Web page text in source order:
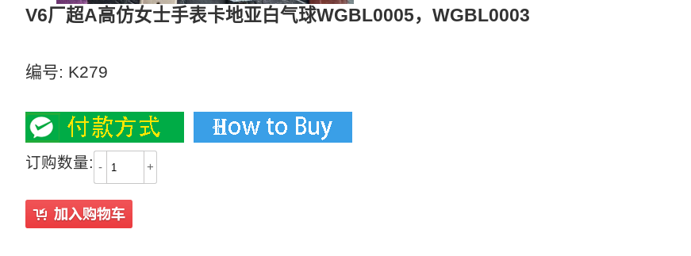
V6厂超A高仿女士手表卡地亚白气球WGBL0005，WGBL0003
编号: K279
订购数量: - +